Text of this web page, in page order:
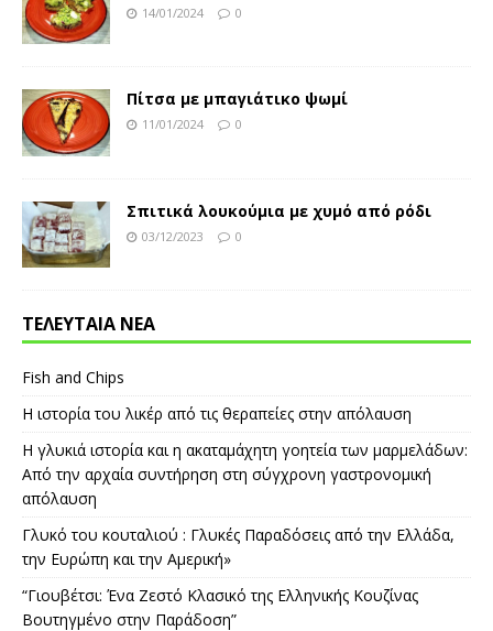
14/01/2024 0
Πίτσα με μπαγιάτικο ψωμί
11/01/2024 0
Σπιτικά λουκούμια με χυμό από ρόδι
03/12/2023 0
ΤΕΛΕΥΤΑΙΑ ΝΕΑ
Fish and Chips
Η ιστορία του λικέρ από τις θεραπείες στην απόλαυση
Η γλυκιά ιστορία και η ακαταμάχητη γοητεία των μαρμελάδων:
Από την αρχαία συντήρηση στη σύγχρονη γαστρονομική
απόλαυση
Γλυκό του κουταλιού : Γλυκές Παραδόσεις από την Ελλάδα,
την Ευρώπη και την Αμερική»
“Γιουβέτσι: Ένα Ζεστό Κλασικό της Ελληνικής Κουζίνας
Βουτηγμένο στην Παράδοση”